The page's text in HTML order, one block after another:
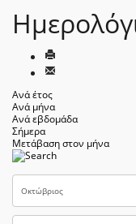
Ανά έτος
Ανά μήνα
Ανά εβδομάδα
Σήμερα
Μετάβαση στον μήνα